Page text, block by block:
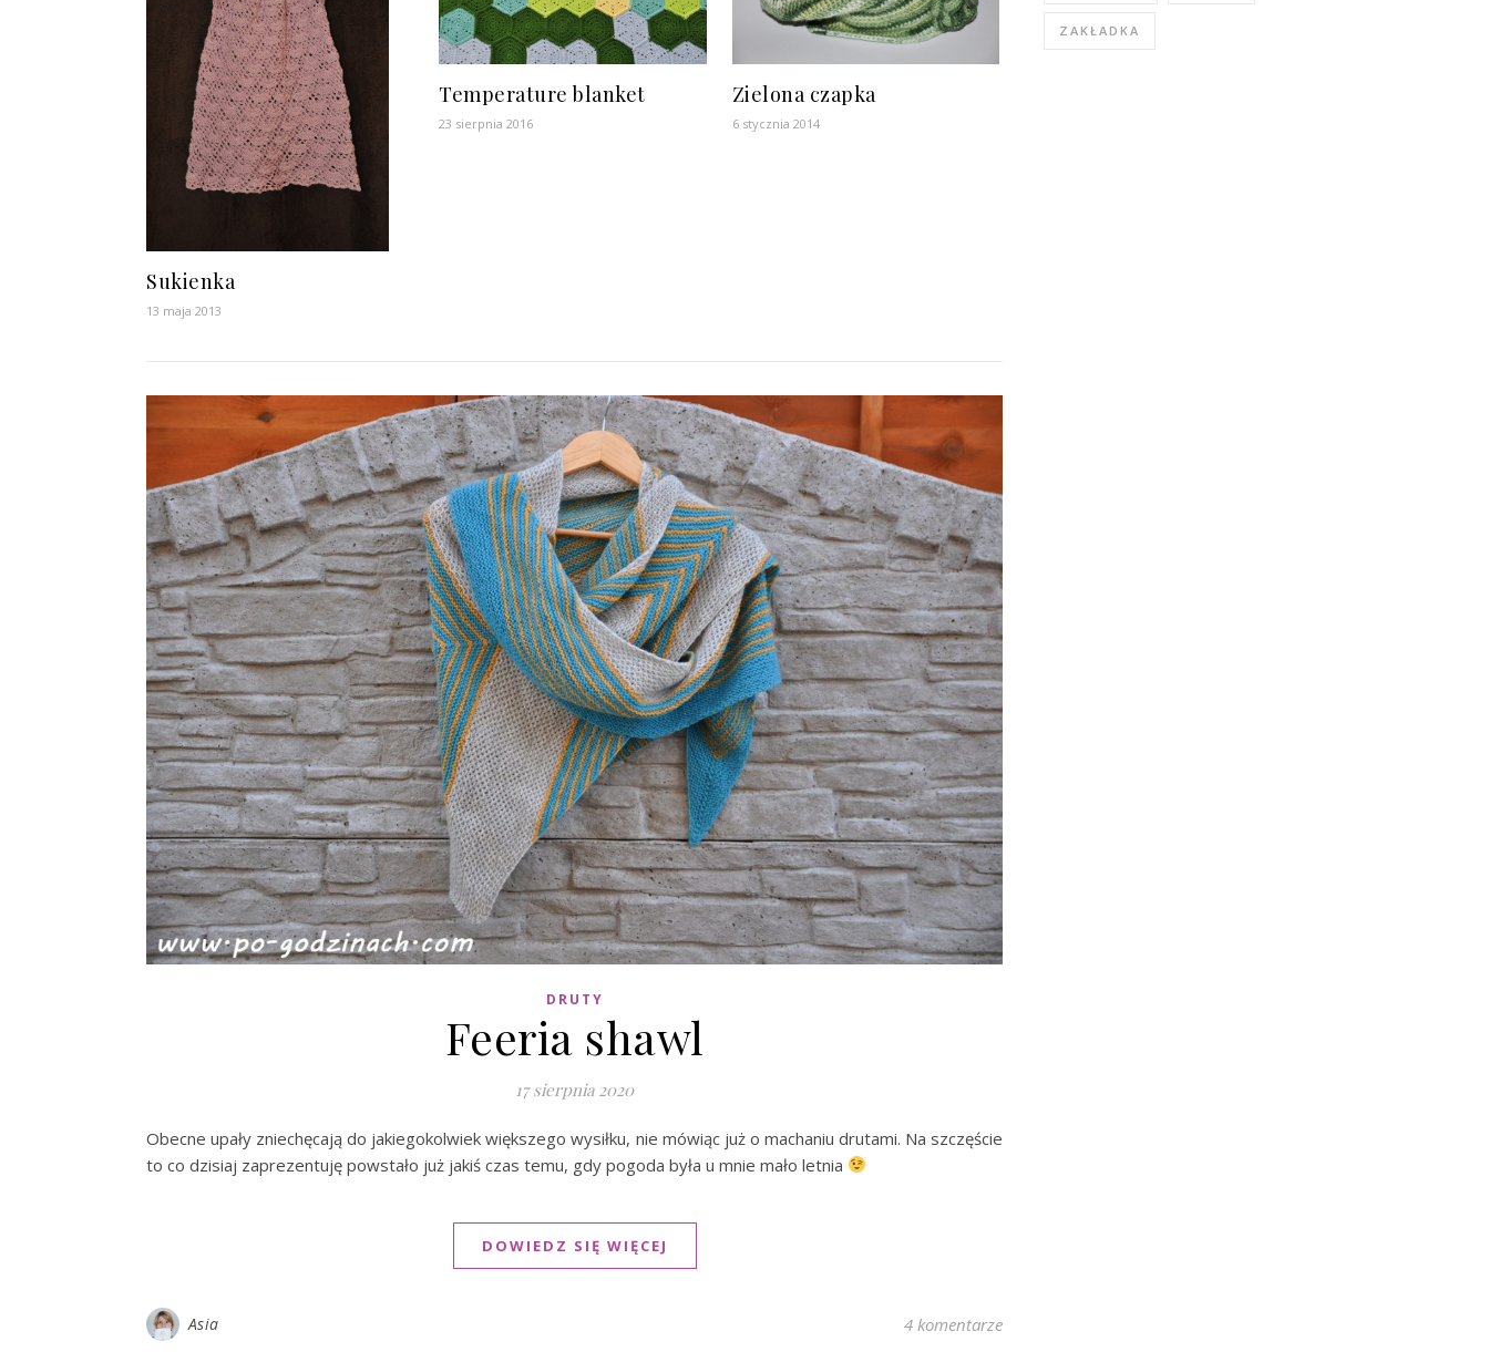
Sukienka
13 maja 2013
Temperature blanket
23 sierpnia 2016
Zielona czapka
6 stycznia 2014
DRUTY
Feeria shawl
17 sierpnia 2020
Obecne upały zniechęcają do jakiegokolwiek większego wysiłku, nie mówiąc już o machaniu drutami. Na szczęście
to co dzisiaj zaprezentuję powstało już jakiś czas temu, gdy pogoda była u mnie mało letnia
DOWIEDZ SIĘ WIĘCEJ
Asia 4 komentarze
ZAKŁADKA